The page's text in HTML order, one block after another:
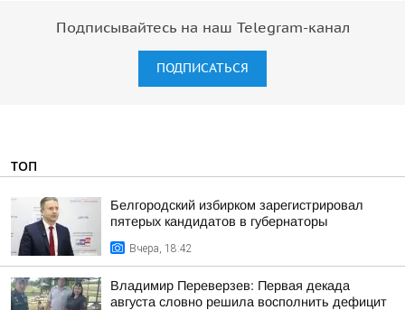
Подписывайтесь на наш Telegram-канал
ПОДПИСАТЬСЯ
ТОП
Белгородский избирком зарегистрировал
пятерых кандидатов в губернаторы
Вчера, 18:42
Владимир Переверзев: Первая декада
августа словно решила восполнить дефицит